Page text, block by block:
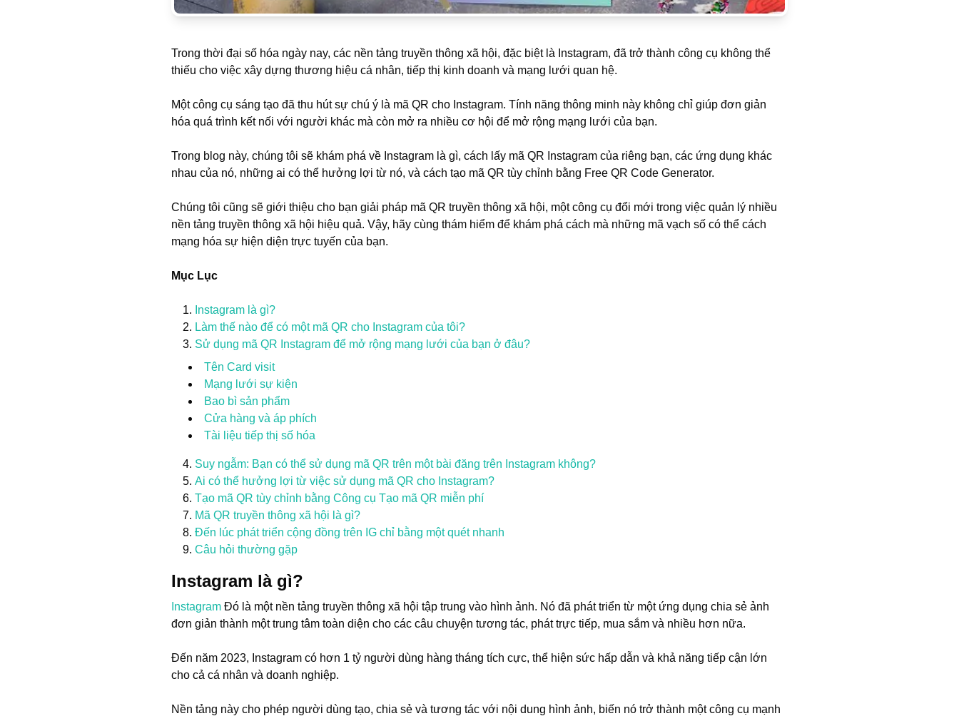
Trong thời đại số hóa ngày nay, các nền tảng truyền thông xã hội, đặc biệt là Instagram, đã trở thành công cụ không thể
thiếu cho việc xây dựng thương hiệu cá nhân, tiếp thị kinh doanh và mạng lưới quan hệ.
Một công cụ sáng tạo đã thu hút sự chú ý là mã QR cho Instagram. Tính năng thông minh này không chỉ giúp đơn giản
hóa quá trình kết nối với người khác mà còn mở ra nhiều cơ hội để mở rộng mạng lưới của bạn.
Trong blog này, chúng tôi sẽ khám phá về Instagram là gì, cách lấy mã QR Instagram của riêng bạn, các ứng dụng khác
nhau của nó, những ai có thể hưởng lợi từ nó, và cách tạo mã QR tùy chỉnh bằng Free QR Code Generator.
Chúng tôi cũng sẽ giới thiệu cho bạn giải pháp mã QR truyền thông xã hội, một công cụ đổi mới trong việc quản lý nhiều
nền tảng truyền thông xã hội hiệu quả. Vậy, hãy cùng thám hiểm để khám phá cách mà những mã vạch số có thể cách
mạng hóa sự hiện diện trực tuyến của bạn.
Mục Lục
Instagram là gì?
Làm thế nào để có một mã QR cho Instagram của tôi?
Sử dụng mã QR Instagram để mở rộng mạng lưới của bạn ở đâu?
Tên Card visit
Mạng lưới sự kiện
Bao bì sản phẩm
Cửa hàng và áp phích
Tài liệu tiếp thị số hóa
Suy ngẫm: Bạn có thể sử dụng mã QR trên một bài đăng trên Instagram không?
Ai có thể hưởng lợi từ việc sử dụng mã QR cho Instagram?
Tạo mã QR tùy chỉnh bằng Công cụ Tạo mã QR miễn phí
Mã QR truyền thông xã hội là gì?
Đến lúc phát triển cộng đồng trên IG chỉ bằng một quét nhanh
Câu hỏi thường gặp
Instagram là gì?
Instagram Đó là một nền tảng truyền thông xã hội tập trung vào hình ảnh. Nó đã phát triển từ một ứng dụng chia sẻ ảnh
đơn giản thành một trung tâm toàn diện cho các câu chuyện tương tác, phát trực tiếp, mua sắm và nhiều hơn nữa.
Đến năm 2023, Instagram có hơn 1 tỷ người dùng hàng tháng tích cực, thể hiện sức hấp dẫn và khả năng tiếp cận lớn
cho cả cá nhân và doanh nghiệp.
Nền tảng này cho phép người dùng tạo, chia sẻ và tương tác với nội dung hình ảnh, biến nó trở thành một công cụ mạnh